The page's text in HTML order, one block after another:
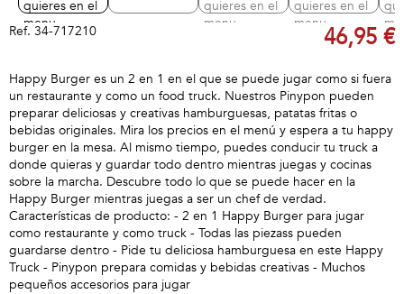
Ref. 34-717210 46,95 €
Happy Burger es un 2 en 1 en el que se puede jugar como si fuera
un restaurante y como un food truck. Nuestros Pinypon pueden
preparar deliciosas y creativas hamburguesas, patatas fritas o
bebidas originales. Mira los precios en el menú y espera a tu happy
burger en la mesa. Al mismo tiempo, puedes conducir tu truck a
donde quieras y guardar todo dentro mientras juegas y cocinas
sobre la marcha. Descubre todo lo que se puede hacer en la
Happy Burger mientras juegas a ser un chef de verdad.
Características de producto: - 2 en 1 Happy Burger para jugar
como restaurante y como truck - Todas las piezass pueden
guardarse dentro - Pide tu deliciosa hamburguesa en este Happy
Truck - Pinypon prepara comidas y bebidas creativas - Muchos
pequeños accesorios para jugar